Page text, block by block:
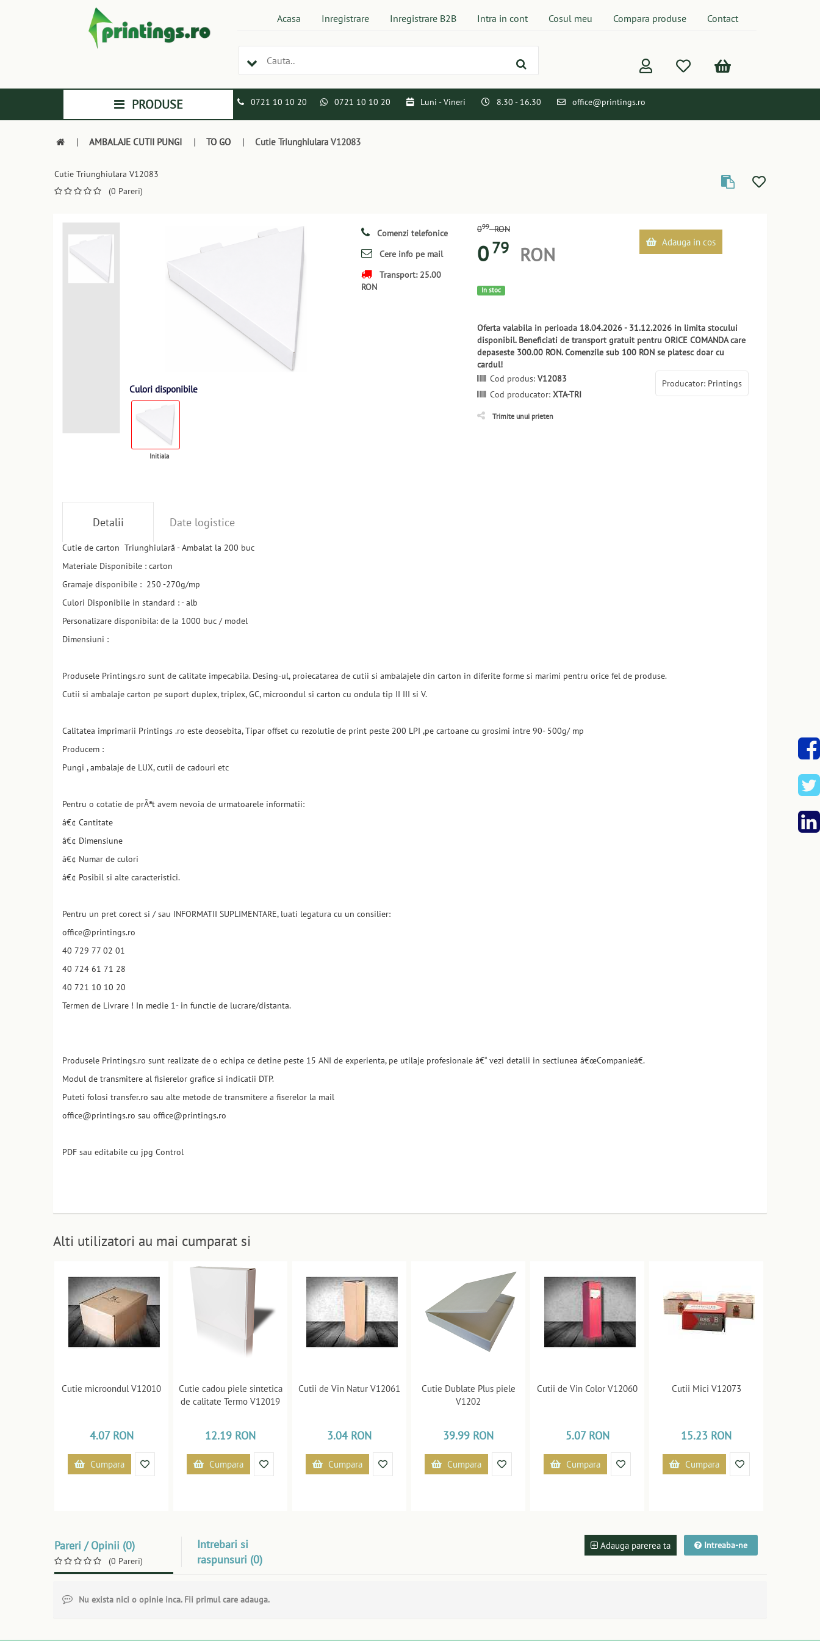
Acasa Inregistrare Inregistrare B2B Intra in cont Cosul meu Compara produse Contact
PRODUSE 0721 10 10 20 0721 10 10 20 Luni - Vineri 8.30 - 16.30 office@printings.ro
| AMBALAJE CUTII PUNGI | TO GO | Cutie Triunghiulara V12083
Cutie Triunghiulara V12083
(0 Pareri)
Culori disponibile
Initiala
Comenzi telefonice
Cere info pe mail
Transport: 25.00
RON
099RON
079 RON
Adauga in cos
In stoc
Oferta valabila in perioada 18.04.2026 - 31.12.2026 in limita stocului
disponibil. Beneficiati de transport gratuit pentru ORICE COMANDA care
depaseste 300.00 RON. Comenzile sub 100 RON se platesc doar cu
cardul!
Producator: Printings
Cod produs: V12083
Cod producator: XTA-TRI
Trimite unui prieten
Detalii Date logistice
Cutie de carton Triunghiulară - Ambalat la 200 buc
Materiale Disponibile : carton
Gramaje disponibile : 250 -270g/mp
Culori Disponibile in standard : - alb
Personalizare disponibila: de la 1000 buc / model
Dimensiuni :
Produsele Printings.ro sunt de calitate impecabila. Desing-ul, proiecatarea de cutii si ambalajele din carton in diferite forme si marimi pentru orice fel de produse.
Cutii si ambalaje carton pe suport duplex, triplex, GC, microondul si carton cu ondula tip II III si V.
Calitatea imprimarii Printings .ro este deosebita, Tipar offset cu rezolutie de print peste 200 LPI ,pe cartoane cu grosimi intre 90- 500g/ mp
Producem :
Pungi , ambalaje de LUX, cutii de cadouri etc
Pentru o cotatie de prÃªt avem nevoia de urmatoarele informatii:
â€¢ Cantitate
â€¢ Dimensiune
â€¢ Numar de culori
â€¢ Posibil si alte caracteristici.
Pentru un pret corect si / sau INFORMATII SUPLIMENTARE, luati legatura cu un consilier:
office@printings.ro
40 729 77 02 01
40 724 61 71 28
40 721 10 10 20
Termen de Livrare ! In medie 1- in functie de lucrare/distanta.
Produsele Printings.ro sunt realizate de o echipa ce detine peste 15 ANI de experienta, pe utilaje profesionale â€“ vezi detalii in sectiunea â€œCompanieâ€.
Modul de transmitere al fisierelor grafice si indicatii DTP.
Puteti folosi transfer.ro sau alte metode de transmitere a fiserelor la mail
office@printings.ro sau office@printings.ro
PDF sau editabile cu jpg Control
Alti utilizatori au mai cumparat si
Cutie microondul V12010
4.07 RON
Cumpara
Cutie cadou piele sintetica
de calitate Termo V12019
12.19 RON
Cumpara
Cutii de Vin Natur V12061
3.04 RON
Cumpara
Cutie Dublate Plus piele
V1202
39.99 RON
Cumpara
Cutii de Vin Color V12060
5.07 RON
Cumpara
Cutii Mici V12073
15.23 RON
Cumpara
Pareri / Opinii (0)
(0 Pareri)
Intrebari si
raspunsuri (0)
Adauga parerea ta Intreaba-ne
Nu exista nici o opinie inca. Fii primul care adauga.